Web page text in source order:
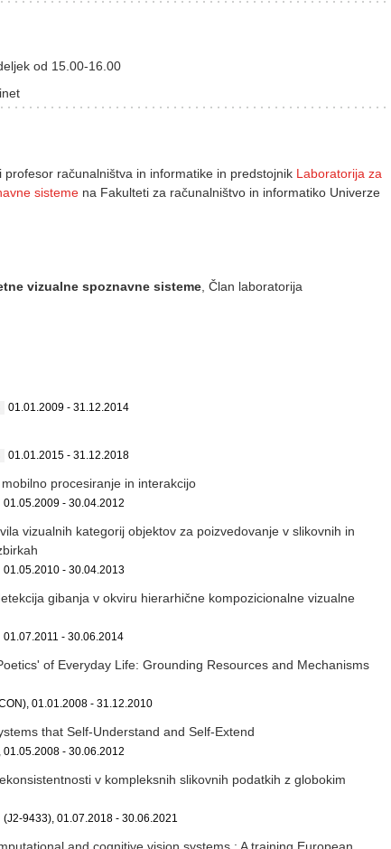
od 15.00-16.00
profesor računalništva in informatike in predstojnik Laboratorija za
sisteme na Fakulteti za računalništvo in informatiko Univerze
vizualne spoznavne sisteme , Član laboratorija
01.01.2009 - 31.12.2014
01.01.2015 - 31.12.2018
procesiranje in interakcijo
01.05.2009 - 30.04.2012
vizualnih kategorij objektov za poizvedovanje v slikovnih in
01.05.2010 - 30.04.2013
gibanja v okviru hierarhične kompozicionalne vizualne
01.07.2011 - 30.06.2014
of Everyday Life: Grounding Resources and Mechanisms
01.01.2008 - 31.12.2010
that Self-Understand and Self-Extend
01.05.2008 - 30.06.2012
v kompleksnih slikovnih podatkih z globokim
(J2-9433), 01.07.2018 - 30.06.2021